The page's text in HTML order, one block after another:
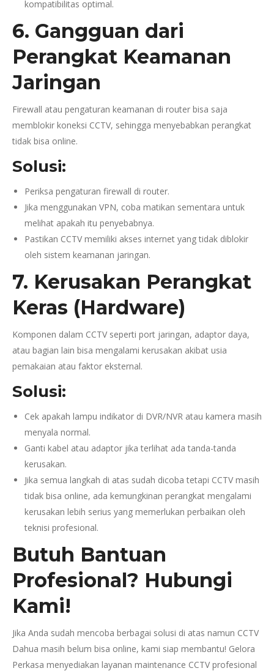
kompatibilitas optimal.
6. Gangguan dari
Perangkat Keamanan
Jaringan
Firewall atau pengaturan keamanan di router bisa saja
memblokir koneksi CCTV, sehingga menyebabkan perangkat
tidak bisa online.
Solusi:
Periksa pengaturan firewall di router.
Jika menggunakan VPN, coba matikan sementara untuk
melihat apakah itu penyebabnya.
Pastikan CCTV memiliki akses internet yang tidak diblokir
oleh sistem keamanan jaringan.
7. Kerusakan Perangkat
Keras (Hardware)
Komponen dalam CCTV seperti port jaringan, adaptor daya,
atau bagian lain bisa mengalami kerusakan akibat usia
pemakaian atau faktor eksternal.
Solusi:
Cek apakah lampu indikator di DVR/NVR atau kamera masih
menyala normal.
Ganti kabel atau adaptor jika terlihat ada tanda-tanda
kerusakan.
Jika semua langkah di atas sudah dicoba tetapi CCTV masih
tidak bisa online, ada kemungkinan perangkat mengalami
kerusakan lebih serius yang memerlukan perbaikan oleh
teknisi profesional.
Butuh Bantuan
Profesional? Hubungi
Kami!
Jika Anda sudah mencoba berbagai solusi di atas namun CCTV
Dahua masih belum bisa online, kami siap membantu! Gelora
Perkasa menyediakan layanan maintenance CCTV profesional